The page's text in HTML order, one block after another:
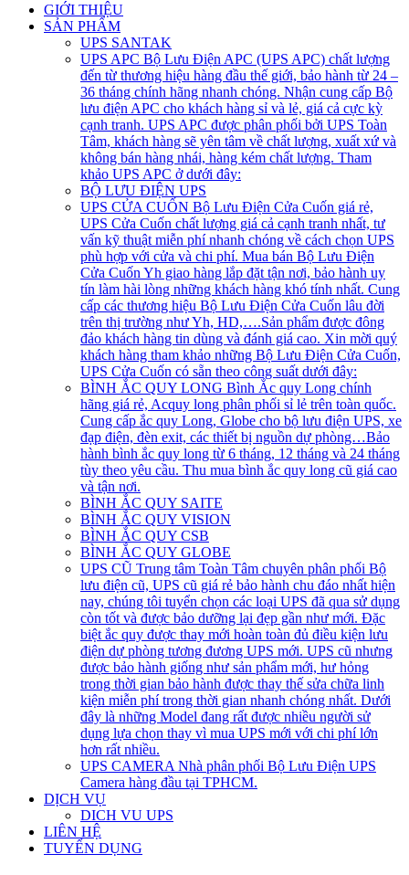
GIỚI THIỆU
SẢN PHẨM
UPS SANTAK
UPS APC Bộ Lưu Điện APC (UPS APC) chất lượng
đến từ thương hiệu hàng đầu thế giới, bảo hành từ 24 –
36 tháng chính hãng nhanh chóng. Nhận cung cấp Bộ
lưu điện APC cho khách hàng sỉ và lẻ, giá cả cực kỳ
cạnh tranh. UPS APC được phân phối bởi UPS Toàn
Tâm, khách hàng sẽ yên tâm về chất lượng, xuất xứ và
không bán hàng nhái, hàng kém chất lượng. Tham
khảo UPS APC ở dưới đây:
BỘ LƯU ĐIỆN UPS
UPS CỬA CUỐN Bộ Lưu Điện Cửa Cuốn giá rẻ,
UPS Cửa Cuốn chất lượng giá cả cạnh tranh nhất, tư
vấn kỹ thuật miễn phí nhanh chóng về cách chọn UPS
phù hợp với cửa và chi phí. Mua bán Bộ Lưu Điện
Cửa Cuốn Yh giao hàng lắp đặt tận nơi, bảo hành uy
tín làm hài lòng những khách hàng khó tính nhất. Cung
cấp các thương hiệu Bộ Lưu Điện Cửa Cuốn lâu đời
trên thị trường như Yh, HD,….Sản phẩm được đông
đảo khách hàng tin dùng và đánh giá cao. Xin mời quý
khách hàng tham khảo những Bộ Lưu Điện Cửa Cuốn,
UPS Cửa Cuốn có sẵn theo công suất dưới đây:
BÌNH ẮC QUY LONG Bình Ắc quy Long chính
hãng giá rẻ, Acquy long phân phối sỉ lẻ trên toàn quốc.
Cung cấp ắc quy Long, Globe cho bộ lưu điện UPS, xe
đạp điện, đèn exit, các thiết bị nguồn dự phòng…Bảo
hành bình ắc quy long từ 6 tháng, 12 tháng và 24 tháng
tùy theo yêu cầu. Thu mua bình ắc quy long cũ giá cao
và tận nơi.
BÌNH ẮC QUY SAITE
BÌNH ẮC QUY VISION
BÌNH ẮC QUY CSB
BÌNH ẮC QUY GLOBE
UPS CŨ Trung tâm Toàn Tâm chuyên phân phối Bộ
lưu điện cũ, UPS cũ giá rẻ bảo hành chu đáo nhất hiện
nay, chúng tôi tuyển chọn các loại UPS đã qua sử dụng
còn tốt và được bảo dưỡng lại đẹp gần như mới. Đặc
biệt ắc quy được thay mới hoàn toàn đủ điều kiện lưu
điện dự phòng tương đương UPS mới. UPS cũ nhưng
được bảo hành giống như sản phẩm mới, hư hỏng
trong thời gian bảo hành được thay thế sửa chữa linh
kiện miễn phí trong thời gian nhanh chóng nhất. Dưới
đây là những Model đang rất được nhiều người sử
dụng lựa chọn thay vì mua UPS mới với chi phí lớn
hơn rất nhiều.
UPS CAMERA Nhà phân phối Bộ Lưu Điện UPS
Camera hàng đầu tại TPHCM.
DỊCH VỤ
DICH VU UPS
LIÊN HỆ
TUYỂN DỤNG